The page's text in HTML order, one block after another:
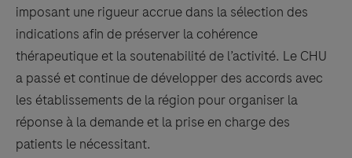
imposant une rigueur accrue dans la sélection des
indications afin de préserver la cohérence
thérapeutique et la soutenabilité de l’activité. Le CHU
a passé et continue de développer des accords avec
les établissements de la région pour organiser la
réponse à la demande et la prise en charge des
patients le nécessitant.